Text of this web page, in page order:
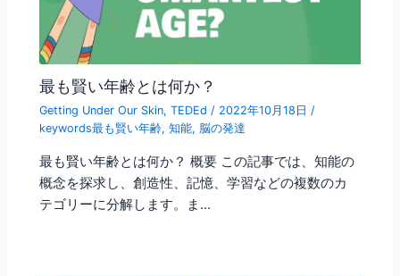
最も賢い年齢とは何か？
Getting Under Our Skin,TEDEd / 2022年10月18日 /
keywords最も賢い年齢,知能, 脳の発達
最も賢い年齢とは何か？ 概要 この記事では、知能の
概念を探求し、創造性、記憶、学習などの複数のカ
テゴリーに分解します。ま…